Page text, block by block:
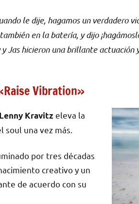
le dije, hagamos un verdadero
en la batería, y dijo
Jas hicieron una brillante actuación y
Vibration»
Lenny Kravitz eleva la
soul una vez más.
por tres décadas
creativo y un
de acuerdo con su